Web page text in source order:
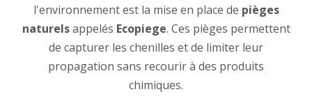
l'environnement est la mise en place de pièges
naturelsappelés Ecopiege. Ces pièges permettent
de capturer les chenilles et de limiter leur
propagation sans recourir à des produits
chimiques.